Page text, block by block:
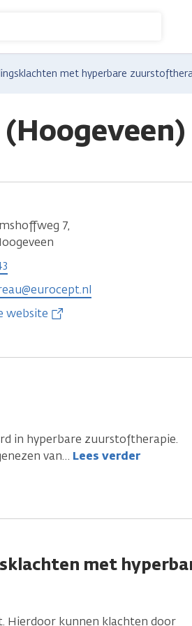
met hyperbare
7,
website
in hyperbare zuurstoftherapie.
van… Lees verder
met
Hierdoor kunnen klachten door